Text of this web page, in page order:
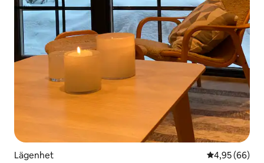
Lägenhet 4,95 av 5 i
4,95 (66)